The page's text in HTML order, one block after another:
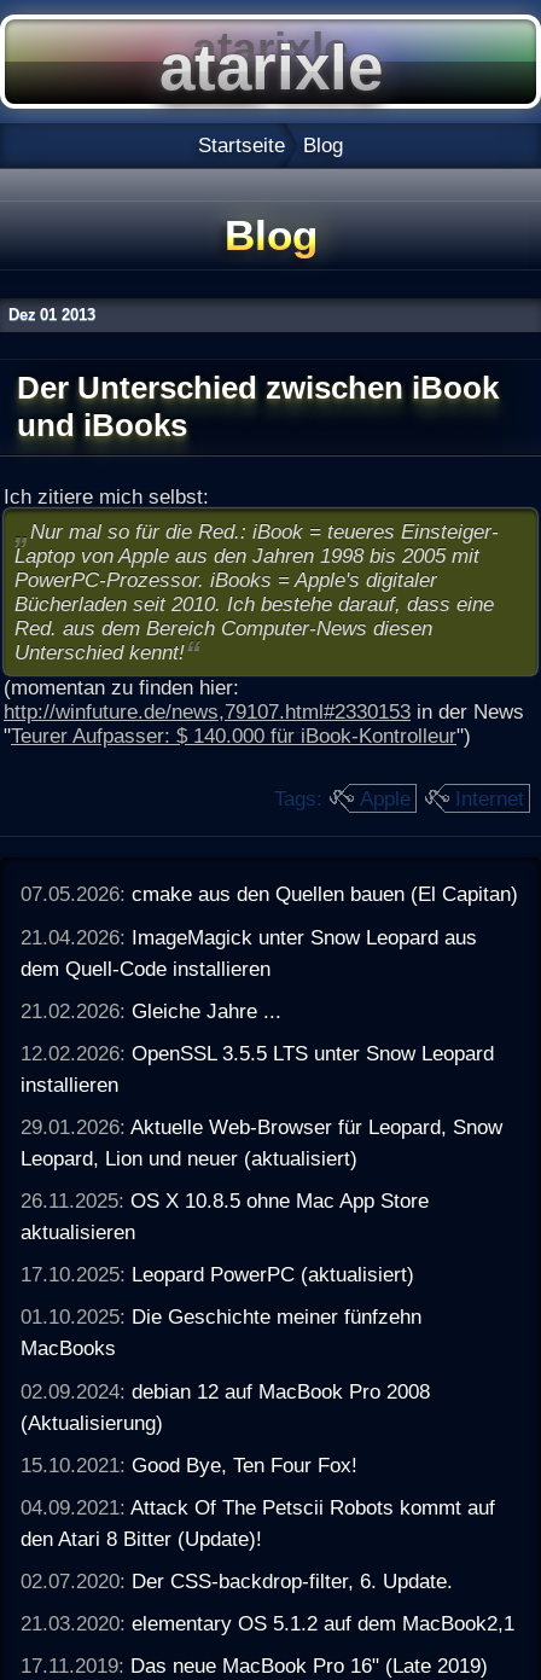
Startseite Blog
Blog
Dez 01 2013
Der Unterschied zwischen iBook
und iBooks
Ich zitiere mich selbst:
Nur mal so für die Red.: iBook = teueres Einsteiger-
Laptop von Apple aus den Jahren 1998 bis 2005 mit
PowerPC-Prozessor. iBooks = Apple's digitaler
Bücherladen seit 2010. Ich bestehe darauf, dass eine
Red. aus dem Bereich Computer-News diesen
Unterschied kennt!
(momentan zu finden hier:
http://winfuture.de/news,79107.html#2330153 in der News
"Teurer Aufpasser: $ 140.000 für iBook-Kontrolleur")
Tags: Apple Internet
07.05.2026:cmake aus den Quellen bauen (El Capitan)
21.04.2026: ImageMagick unter Snow Leopard aus
dem Quell-Code installieren
21.02.2026:Gleiche Jahre ...
12.02.2026:OpenSSL 3.5.5 LTS unter Snow Leopard
installieren
29.01.2026:Aktuelle Web-Browser für Leopard, Snow
Leopard, Lion und neuer (aktualisiert)
26.11.2025:OS X 10.8.5 ohne Mac App Store
aktualisieren
17.10.2025: Leopard PowerPC (aktualisiert)
01.10.2025: Die Geschichte meiner fünfzehn
MacBooks
02.09.2024:debian 12 auf MacBook Pro 2008
(Aktualisierung)
15.10.2021:Good Bye, Ten Four Fox!
04.09.2021:Attack Of The Petscii Robots kommt auf
den Atari 8 Bitter (Update)!
02.07.2020: Der CSS-backdrop-filter, 6. Update.
21.03.2020:elementary OS 5.1.2 auf dem MacBook2,1
17.11.2019: Das neue MacBook Pro 16" (Late 2019)